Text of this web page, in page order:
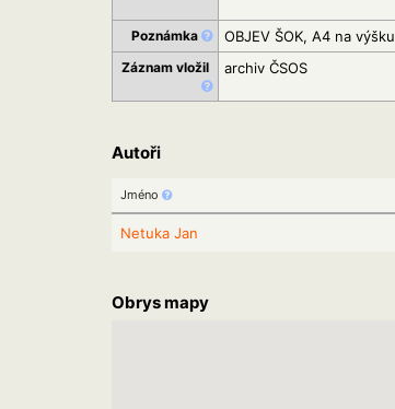
Poznámka OBJEV ŠOK, A4 na výšku
Záznam vložil archiv ČSOS
Autoři
Jméno
Netuka Jan
Obrys mapy